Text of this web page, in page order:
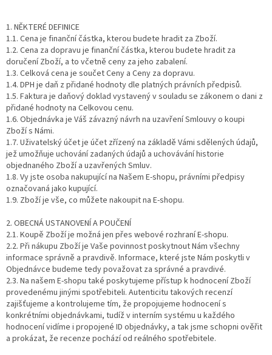
1. NĚKTERÉ DEFINICE
1.1. Cena je finanční částka, kterou budete hradit za Zboží.
1.2. Cena za dopravu je finanční částka, kterou budete hradit za
doručení Zboží, a to včetně ceny za jeho zabalení.
1.3. Celková cena je součet Ceny a Ceny za dopravu.
1.4. DPH je daň z přidané hodnoty dle platných právních předpisů.
1.5. Faktura je daňový doklad vystavený v souladu se zákonem o dani z
přidané hodnoty na Celkovou cenu.
1.6. Objednávka je Váš závazný návrh na uzavření Smlouvy o koupi
Zboží s Námi.
1.7. Uživatelský účet je účet zřízený na základě Vámi sdělených údajů,
jež umožňuje uchování zadaných údajů a uchovávání historie
objednaného Zboží a uzavřených Smluv.
1.8. Vy jste osoba nakupující na Našem E-shopu, právními předpisy
označovaná jako kupující.
1.9. Zboží je vše, co můžete nakoupit na E-shopu.
2. OBECNÁ USTANOVENÍ A POUČENÍ
2.1. Koupě Zboží je možná jen přes webové rozhraní E-shopu.
2.2. Při nákupu Zboží je Vaše povinnost poskytnout Nám všechny
informace správně a pravdivě. Informace, které jste Nám poskytli v
Objednávce budeme tedy považovat za správné a pravdivé.
2.3. Na našem E-shopu také poskytujeme přístup k hodnocení Zboží
provedenému jinými spotřebiteli. Autenticitu takových recenzí
zajišťujeme a kontrolujeme tím, že propojujeme hodnocení s
konkrétními objednávkami, tudíž v interním systému u každého
hodnocení vidíme i propojené ID objednávky, a tak jsme schopni ověřit
a prokázat, že recenze pochází od reálného spotřebitele.